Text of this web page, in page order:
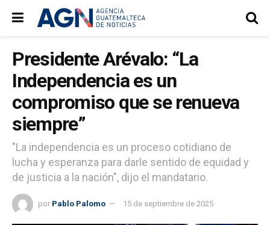
Presidente Arévalo: “La
Independencia es un
compromiso que se renueva
siempre”
"La independencia es un proceso cotidiano de
lucha y esperanza para darle sentido de equidad y
de justicia a la nación", dijo el mandatario.
por Pablo Palomo 15 de septiembre de 2025